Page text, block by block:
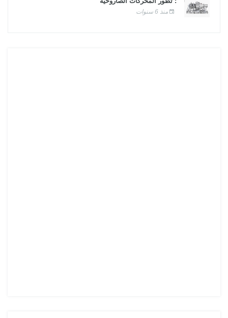
منذ 6 سنوات